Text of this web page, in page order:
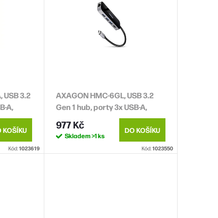
USB 3.2
A,
KOŠÍKU
Kód:1023619
AXAGON HMC-6GL, USB 3.2
Gen 1 hub, porty 3x USB-A,
HDMI 4k/30Hz, RJ-45 GLAN, PD
100W, kabel USB-C 20cm
977 Kč
Skladem>1 ks
DO KOŠÍKU
Kód:1023550